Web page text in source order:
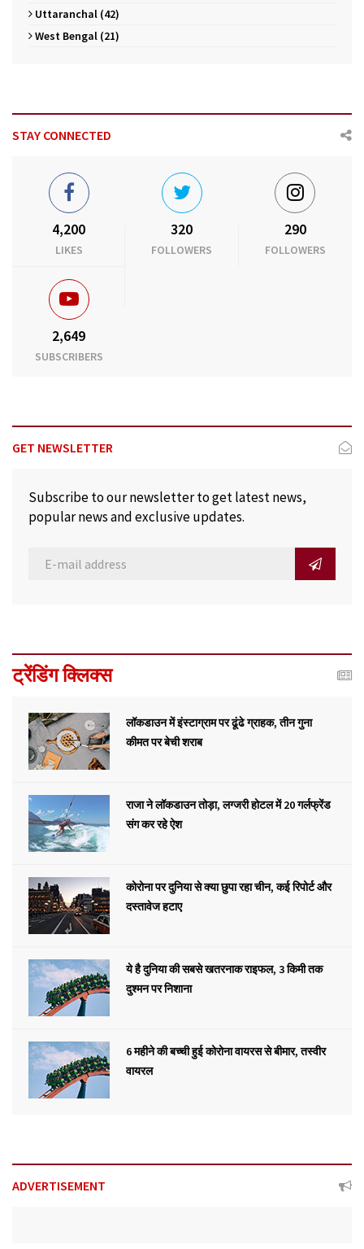
Uttaranchal (42)
West Bengal (21)
STAY CONNECTED
4,200
LIKES
320
FOLLOWERS
290
FOLLOWERS
2,649
SUBSCRIBERS
GET NEWSLETTER
Subscribe to our newsletter to get latest news,
popular news and exclusive updates.
ट्रेंडिंग क्लिक्स
लॉकडाउन में इंस्टाग्राम पर ढूंढे ग्राहक, तीन गुना
कीमत पर बेची शराब
राजा ने लॉकडाउन तोड़ा, लग्जरी होटल में 20 गर्लफ्रेंड
संग कर रहे ऐश
कोरोना पर दुनिया से क्या छुपा रहा चीन, कई रिपोर्ट और
दस्तावेज हटाए
ये है दुनिया की सबसे खतरनाक राइफल, 3 किमी तक
दुश्मन पर निशाना
6 महीने की बच्ची हुई कोरोना वायरस से बीमार, तस्वीर
वायरल
ADVERTISEMENT